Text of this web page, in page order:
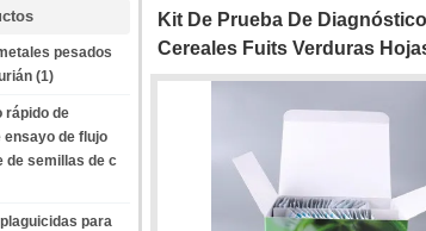
pesados
(1)
rápido de
de flujo
de semillas de c
para
Kit De Prueba De
Cereales Fuits Verduras